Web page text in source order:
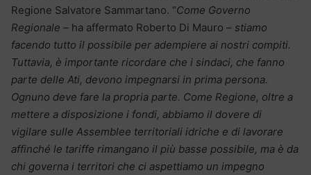
Regione Salvatore Sammartano. “Come Governo
Regionale – ha affermato Roberto Di Mauro – stiamo
facendo tutto il possibile per adempiere ai nostri compiti.
Tuttavia, è importante ricordare che i sindaci, che fanno
parte delle Ati, devono impegnarsi in prima persona.
Ognuno deve fare la propria parte. Come Regione, oltre a
mettere a disposizione i fondi, abbiamo il dovere di
vigilare sulle Assemblee territoriali idriche e di lavorare
affinché le tariffe rimangano il più basse possibile, ma è da
chi governa i territori che ci aspettiamo un impegno